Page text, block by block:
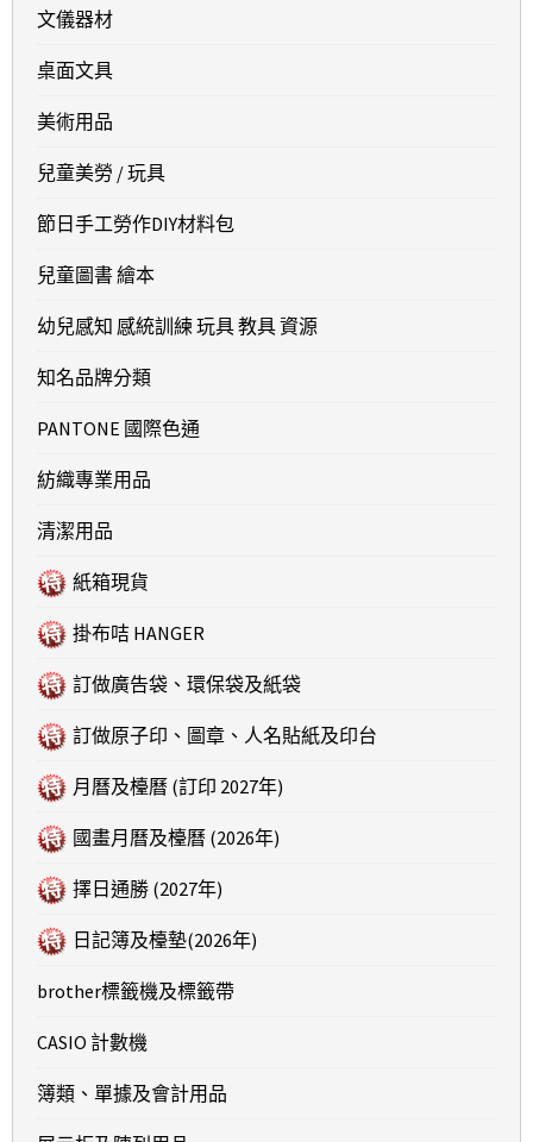
文儀器材
桌面文具
美術用品
兒童美勞 / 玩具
節日手工勞作DIY材料包
兒童圖書 繪本
幼兒感知 感統訓練 玩具 教具 資源
知名品牌分類
PANTONE 國際色通
紡織專業用品
清潔用品
紙箱現貨
掛布咭 HANGER
訂做廣告袋、環保袋及紙袋
訂做原子印、圖章、人名貼紙及印台
月曆及檯曆 (訂印 2027年)
國畫月曆及檯曆 (2026年)
擇日通勝 (2027年)
日記簿及檯墊(2026年)
brother標籤機及標籤帶
CASIO 計數機
簿類、單據及會計用品